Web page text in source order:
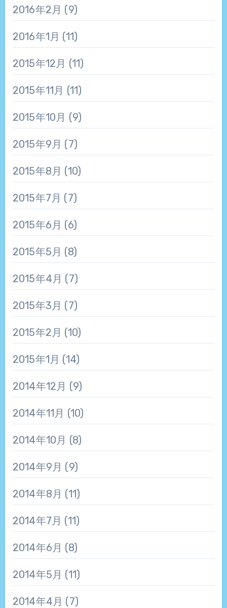
2016年2月 (9)
2016年1月 (11)
2015年12月 (11)
2015年11月 (11)
2015年10月 (9)
2015年9月 (7)
2015年8月 (10)
2015年7月 (7)
2015年6月 (6)
2015年5月 (8)
2015年4月 (7)
2015年3月 (7)
2015年2月 (10)
2015年1月 (14)
2014年12月 (9)
2014年11月 (10)
2014年10月 (8)
2014年9月 (9)
2014年8月 (11)
2014年7月 (11)
2014年6月 (8)
2014年5月 (11)
2014年4月 (7)